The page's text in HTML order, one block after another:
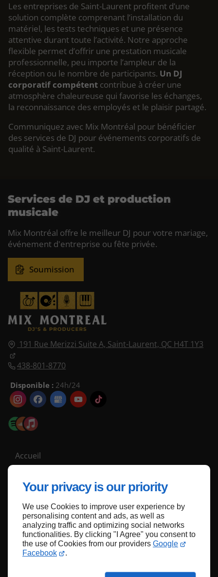
Your privacy is our priority
We use Cookies to improve user experience by
personalising content and ads, as well as
analyzing traffic and optimizing social networks
functionalities. By clicking "I Agree" you consent to
the use of Cookies from our providers Google
Facebook
.
Les entreprises de Saint-Laurent profitent d’une
solution complète comprenant l’installation du
matériel, les tests techniques et une présence
attentive durant toute l’activité. Notre approche
flexible permet d’offrir une prestation musicale
professionnelle, peu importe l’ampleur de la
réception ou le nombre de participants. Un DJ
corporatif compétent contribue à créer une
atmosphère chaleureuse qui favorise les échanges,
la reconnaissance des employés et le plaisir partagé.
Communiquez avec Mix Montréal pour bénéficier
des services de DJ pour événements corporatifs de
qualité à Saint-Laurent.
191 Rue Merizzi Suite A, Saint-Laurent, QC H4T 1Y3
438-801-8770
Disponible :24h/24
Accueil
Politique de confidentialité
Plan du site
Services de DJ et production
musicale
Mix Montréal offre le meilleur DJ pour votre mariage,
événement d'entreprise ou fête privée.
Soumission
Haut de page